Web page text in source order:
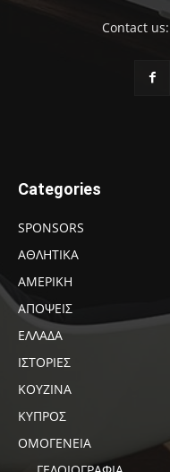
Contact us:
Categories
SPONSORS
ΑΘΛΗΤΙΚΑ
ΑΜΕΡΙΚΗ
ΑΠΟΨΕΙΣ
ΕΛΛΑΔΑ
ΙΣΤΟΡΙΕΣ
ΚΟΥΖΙΝΑ
ΚΥΠΡΟΣ
ΟΜΟΓΕΝΕΙΑ